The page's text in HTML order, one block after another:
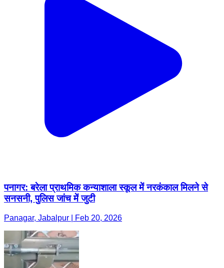
पनागर: बरेला प्राथमिक कन्याशाला स्कूल में नरकंकाल मिलने से
सनसनी, पुलिस जांच में जुटी
Panagar, Jabalpur | Feb 20, 2026